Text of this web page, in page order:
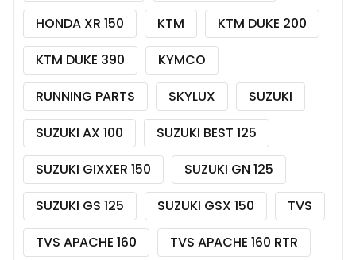
HONDA XR 150
KTM
KTM DUKE 200
KTM DUKE 390
KYMCO
RUNNING PARTS
SKYLUX
SUZUKI
SUZUKI AX 100
SUZUKI BEST 125
SUZUKI GIXXER 150
SUZUKI GN 125
SUZUKI GS 125
SUZUKI GSX 150
TVS
TVS APACHE 160
TVS APACHE 160 RTR